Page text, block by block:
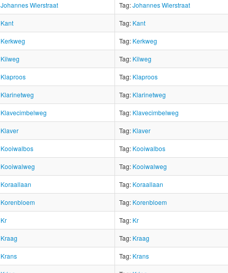
Johannes Wierstraat Tag:Johannes Wierstraat
Kant Tag: Kant
Kerkweg Tag: Kerkweg
Kilweg Tag: Kilweg
Klaproos Tag: Klaproos
Klarinetweg Tag: Klarinetweg
Klavecimbelweg Tag: Klavecimbelweg
Klaver Tag: Klaver
Kooiwalbos Tag: Kooiwalbos
Kooiwalweg Tag: Kooiwalweg
Koraallaan Tag: Koraallaan
Korenbloem Tag: Korenbloem
Kr Tag: Kr
Kraag Tag: Kraag
Krans Tag: Krans